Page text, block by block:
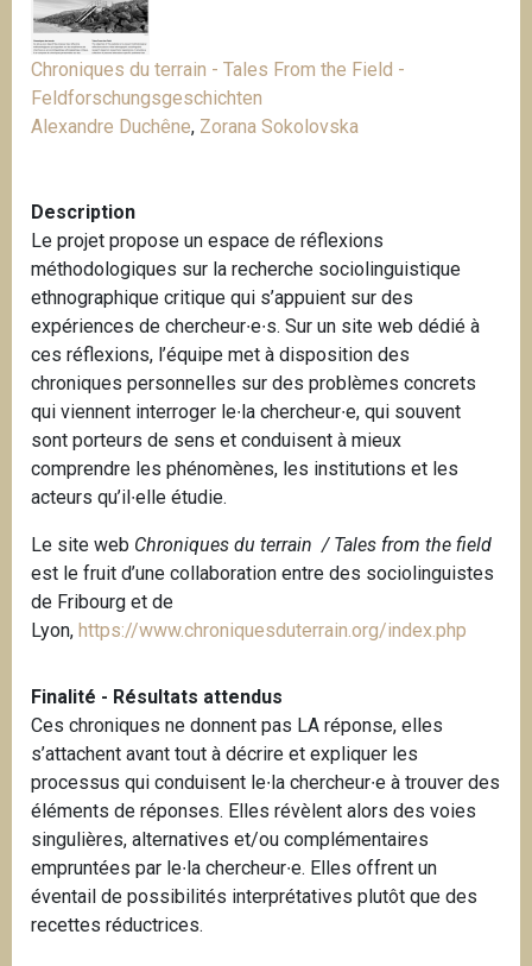
Chroniques du terrain - Tales From the Field -
Feldforschungsgeschichten
Alexandre Duchêne, Zorana Sokolovska
Description
Le projet propose un espace de réflexions
méthodologiques sur la recherche sociolinguistique
ethnographique critique qui s’appuient sur des
expériences de chercheur∙e∙s. Sur un site web dédié à
ces réflexions, l’équipe met à disposition des
chroniques personnelles sur des problèmes concrets
qui viennent interroger le∙la chercheur∙e, qui souvent
sont porteurs de sens et conduisent à mieux
comprendre les phénomènes, les institutions et les
acteurs qu’il∙elle étudie.
Le site web Chroniques du terrain / Tales from the field
est le fruit d’une collaboration entre des sociolinguistes
de Fribourg et de
Lyon, https://www.chroniquesduterrain.org/index.php
Finalité - Résultats attendus
Ces chroniques ne donnent pas LA réponse, elles
s’attachent avant tout à décrire et expliquer les
processus qui conduisent le∙la chercheur∙e à trouver des
éléments de réponses. Elles révèlent alors des voies
singulières, alternatives et/ou complémentaires
empruntées par le∙la chercheur∙e. Elles offrent un
éventail de possibilités interprétatives plutôt que des
recettes réductrices.